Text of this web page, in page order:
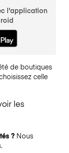
l'application
de boutiques
celle
les
? Nous